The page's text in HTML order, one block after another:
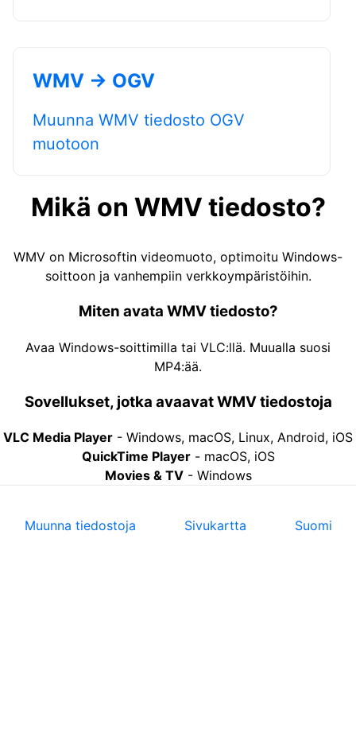
WMV → OGV
Muunna WMV tiedosto OGV
muotoon
Mikä on WMV tiedosto?
WMV on Microsoftin videomuoto, optimoitu Windows-
soittoon ja vanhempiin verkkoympäristöihin.
Miten avata WMV tiedosto?
Avaa Windows-soittimilla tai VLC:llä. Muualla suosi
MP4:ää.
Sovellukset, jotka avaavat WMV tiedostoja
VLC Media Player - Windows, macOS, Linux, Android, iOS
QuickTime Player- macOS, iOS
Movies & TV- Windows
Muunna tiedostoja Sivukartta Suomi